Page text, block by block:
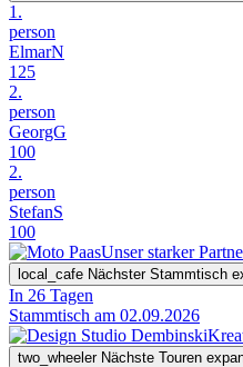
1.
person
ElmarN
125
2.
person
GeorgG
100
2.
person
StefanS
100
Unser starker
local_cafe Nächster Stammtisch
In 26 Tagen
Stammtisch am 02.09.2026
two_wheeler Nächste Touren